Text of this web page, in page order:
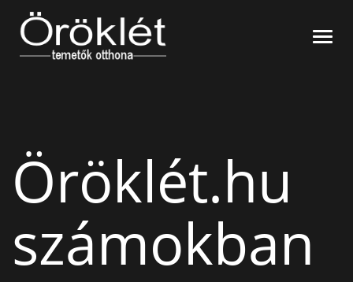
Virág
Kavics
Gyertya/Mécses
Kapcsolat
Öröklét.hu
számokban